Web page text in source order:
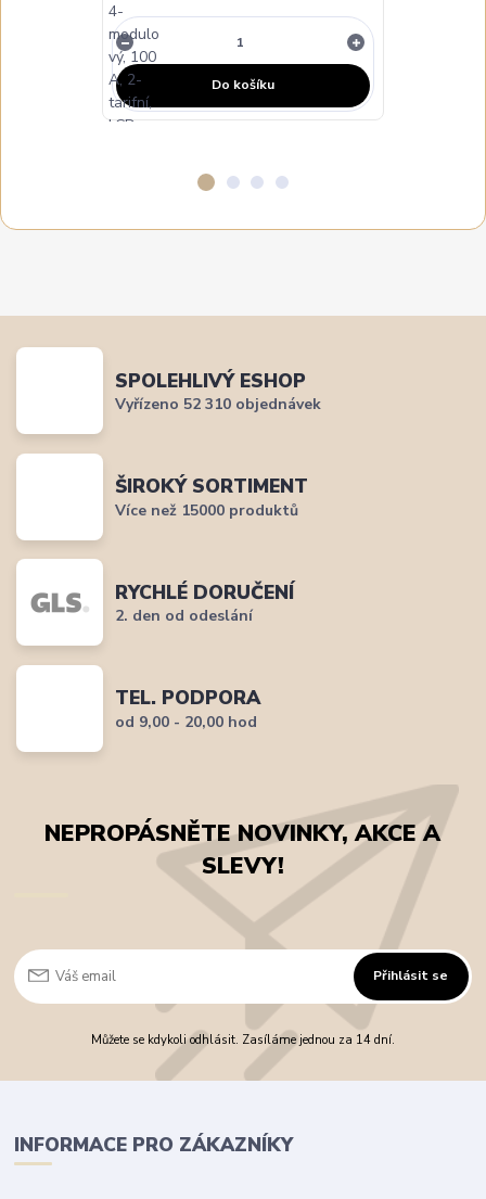
Do košíku
SPOLEHLIVÝ ESHOP
Vyřízeno 52 310 objednávek
ŠIROKÝ SORTIMENT
Více než 15000 produktů
RYCHLÉ DORUČENÍ
2. den od odeslání
TEL. PODPORA
od 9,00 - 20,00 hod
NEPROPÁSNĚTE NOVINKY, AKCE A
SLEVY!
Přihlásit se
Můžete se kdykoli odhlásit. Zasíláme jednou za 14 dní.
INFORMACE PRO ZÁKAZNÍKY